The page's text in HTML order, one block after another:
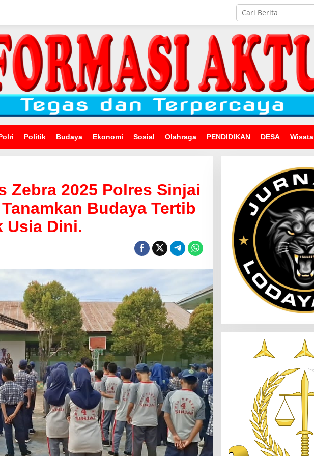
Politik Budaya Ekonomi Sosial Olahraga PENDIDIKAN DESA Wisata
Zebra 2025 Polres Sinjai
Budaya Tertib
Usia Dini.